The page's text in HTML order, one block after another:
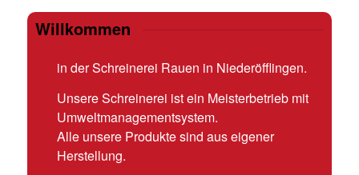
Willkommen
in der Schreinerei Rauen in Niederöfflingen.
Unsere Schreinerei ist ein Meisterbetrieb mit
Umweltmanagementsystem.
Alle unsere Produkte sind aus eigener
Herstellung.